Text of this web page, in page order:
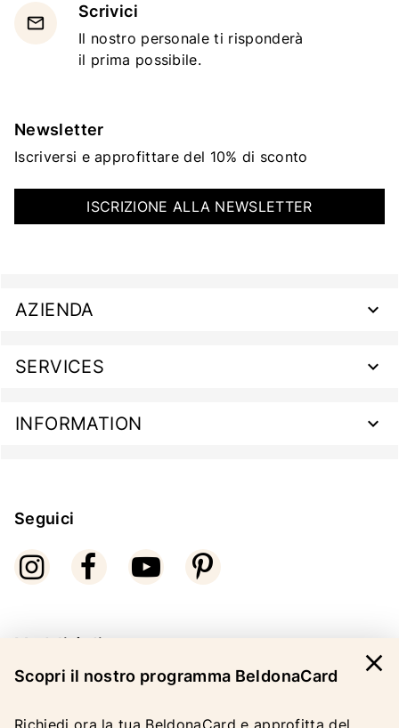
email
Scrivici
Il nostro personale ti risponderà
il prima possibile.
Newsletter
Iscriversi e approfittare del 10% di sconto
ISCRIZIONE ALLA NEWSLETTER
AZIENDA
SERVICES
INFORMATION
Seguici
Modalità di pagamento
Scopri il nostro programma BeldonaCard
Richiedi ora la tua BeldonaCard e approfitta del
close